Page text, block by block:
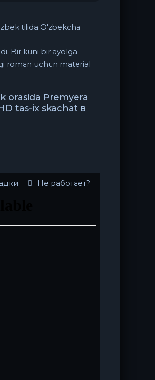
tilida O'zbekcha
Bir kuni bir ayolga
roman uchun material
orasida Premyera
tas-ix skachat в
Не работает?